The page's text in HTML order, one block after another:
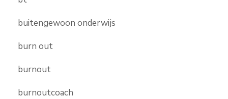
buitengewoon onderwijs
burn out
burnout
burnoutcoach